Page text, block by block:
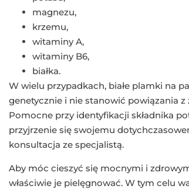
magnezu,
krzemu,
witaminy A,
witaminy B6,
białka.
W wielu przypadkach, białe plamki na
genetycznie i nie stanowić powiązania
Pomocne przy identyfikacji składnika
przyjrzenie się swojemu
konsultacja ze specjalistą.
Aby móc cieszyć się mocnymi i
właściwie je pielęgnować. W tym celu